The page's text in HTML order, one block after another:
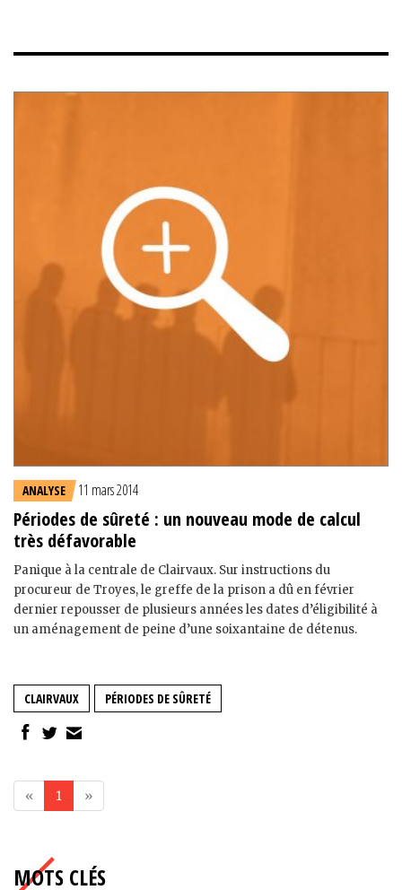
ANALYSE 11 mars 2014
Périodes de sûreté : un nouveau mode de calcul
très défavorable
Panique à la centrale de Clairvaux. Sur instructions du
procureur de Troyes, le greffe de la prison a dû en février
dernier repousser de plusieurs années les dates d’éligibilité à
un aménagement de peine d’une soixantaine de détenus.
CLAIRVAUX PÉRIODES DE SÛRETÉ
« 1 »
MOTS CLÉS